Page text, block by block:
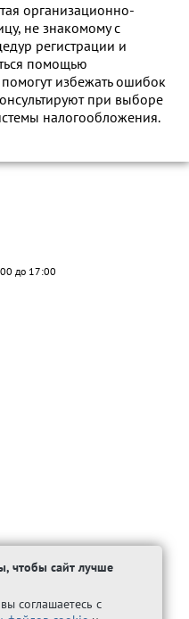
организационно-
не знакомому с
регистрации и
помощью
избежать ошибок
при выборе
налогообложения.
до 17:00
чтобы сайт лучше
соглашаетесь с